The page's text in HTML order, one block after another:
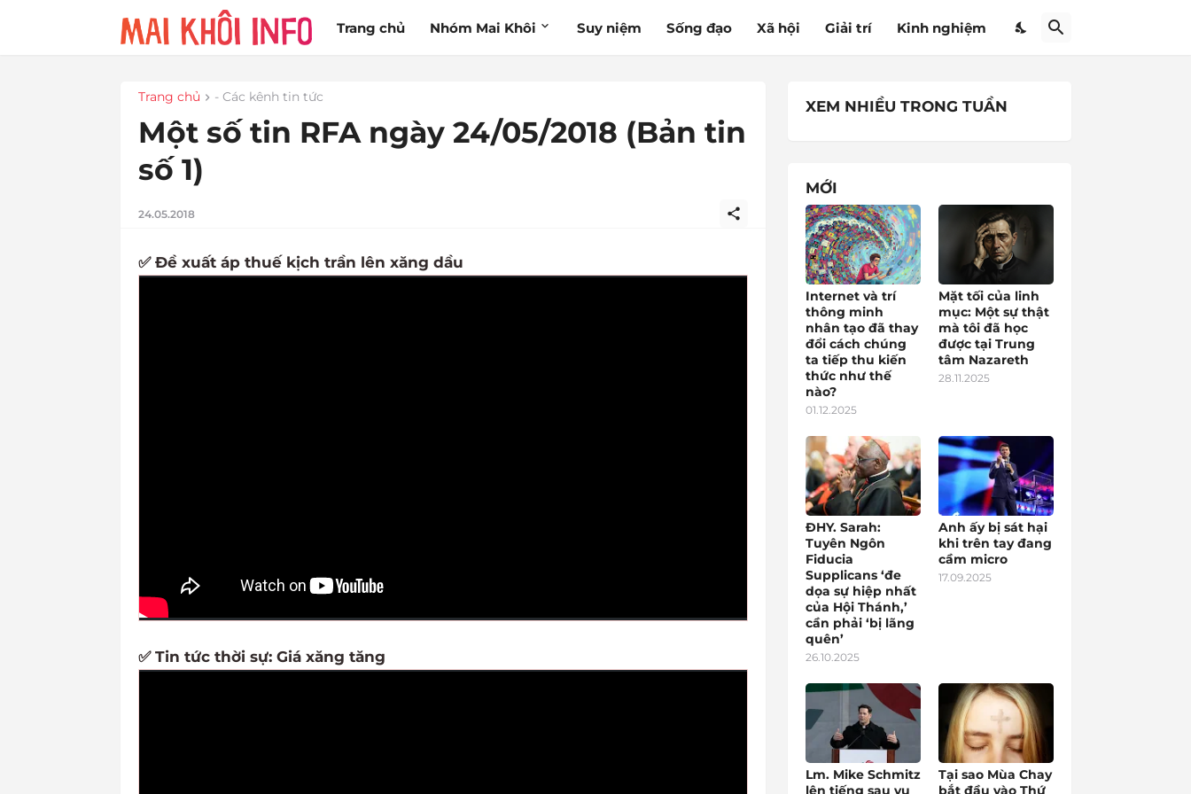
Trang chủ Nhóm Mai Khôi Suy niệm Sống đạo Xã hội Giải trí Kinh nghiệm
Trang chủ - Các kênh tin tức
Một số tin RFA ngày 24/05/2018 (Bản tin
số 1)
24.05.2018
✅ Đề xuất áp thuế kịch trần lên xăng dầu
✅ Tin tức thời sự: Giá xăng tăng
XEM NHIỀU TRONG TUẦN
MỚI
Internet và trí
thông minh
nhân tạo đã thay
đổi cách chúng
ta tiếp thu kiến
thức như thế
nào?
01.12.2025
Mặt tối của linh
mục: Một sự thật
mà tôi đã học
được tại Trung
tâm Nazareth
28.11.2025
ĐHY. Sarah:
Tuyên Ngôn
Fiducia
Supplicans ‘đe
dọa sự hiệp nhất
của Hội Thánh,’
cần phải ‘bị lãng
quên’
26.10.2025
Anh ấy bị sát hại
khi trên tay đang
cầm micro
17.09.2025
Lm. Mike Schmitz
lên tiếng sau vụ
Tại sao Mùa Chay
bắt đầu vào Thứ